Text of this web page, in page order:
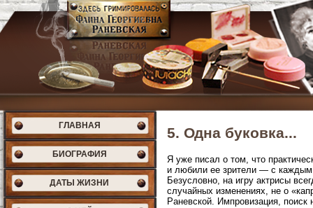
ГЛАВНАЯ
БИОГРАФИЯ
ДАТЫ ЖИЗНИ
5. Одна буковка...
Я уже писал о том, что
и любили ее зрители — с каждым
Безусловно, на игру актрисы
случайных изменениях, не о
Раневской. Импровизация,